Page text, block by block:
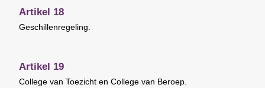
Artikel 18
Geschillenregeling.
Artikel 19
College van Toezicht en College van Beroep.